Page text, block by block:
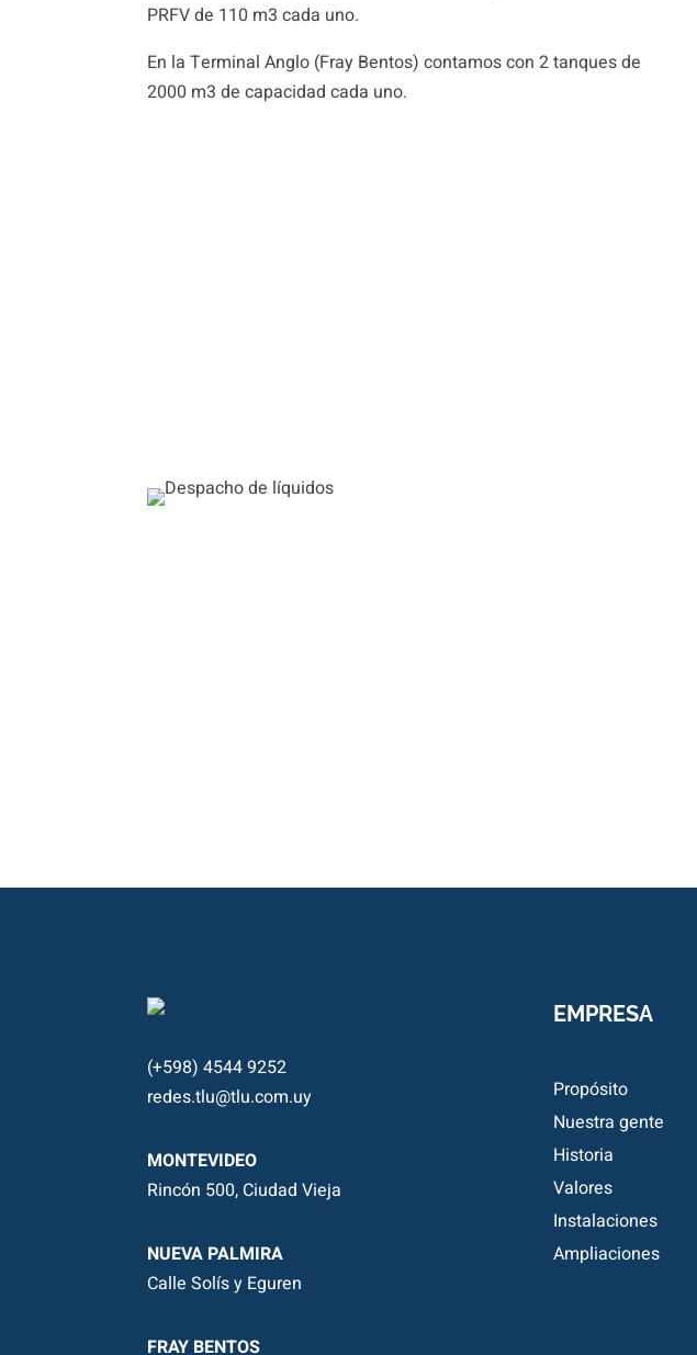
PRFV de 110 m3 cada uno.
En la Terminal Anglo (Fray Bentos) contamos con 2 tanques de
2000 m3 de capacidad cada uno.
(+598) 4544 9252
redes.tlu@tlu.com.uy
MONTEVIDEO
Rincón 500, Ciudad Vieja
NUEVA PALMIRA
Calle Solís y Eguren
FRAY BENTOS
EMPRESA
Propósito
Nuestra gente
Historia
Valores
Instalaciones
Ampliaciones